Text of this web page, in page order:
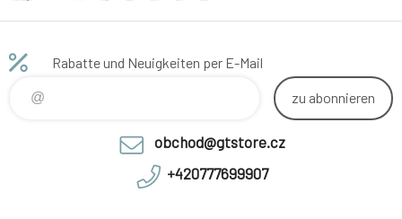
Rabatte und Neuigkeiten per E-Mail
zu abonnieren
obchod@gtstore.cz
+420777699907